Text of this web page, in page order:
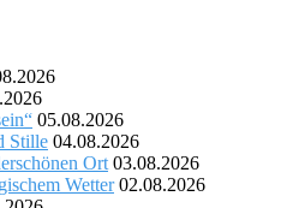
05.08.2026
Stille 04.08.2026
Ort 03.08.2026
Wetter 02.08.2026